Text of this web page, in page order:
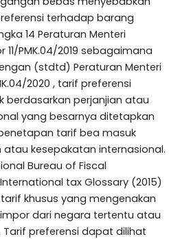
terhadap barang
14 Peraturan Menteri
11/PMK.04/2019 sebagaimana
(stdtd) Peraturan Menteri
2020 , tarif preferensi
berdasarkan perjanjian atau
yang besarnya ditetapkan
tarif bea masuk
kesepakatan internasional.
Bureau of Fiscal
tax Glossary (2015)
khusus yang mengenakan
dari negara tertentu atau
preferensi dapat dilihat